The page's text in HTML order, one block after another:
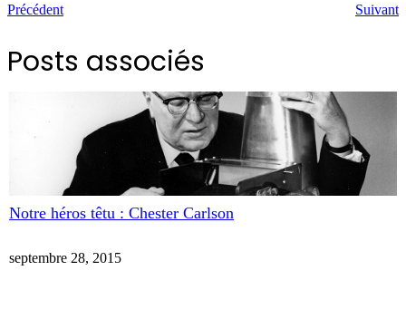
Précédent Suivant
Posts associés
Notre héros têtu : Chester Carlson
septembre 28, 2015